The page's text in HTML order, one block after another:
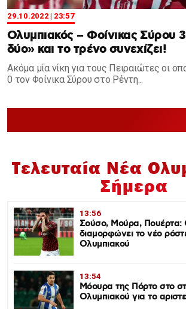
29.10.2022 | 23:57
Ολυμπιακός – Φοίνικας Σύρου
δύο» και το τρένο συνεχίζει!
Ακόμα μία νίκη για τους Πειραιώτες οι
0 τον Φοίνικα Σύρου στο Ρέντη...
Τελευταία Νέα
Σήμερα
13:56
Σούσο, Μούρα, Πουέρτα:
διαμορφώνει το νέο
Ολυμπιακού
13:54
Μόουρα της Πόρτο στο
Ολυμπιακού για το